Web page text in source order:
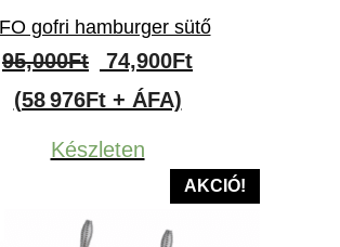
gofri hamburger sütő
95,000Ft
Original
price
was:
95,000Ft.
74,900FtCurrent
74,900Ft.
(58 976Ft + ÁFA)
Készleten
AKCIÓ!